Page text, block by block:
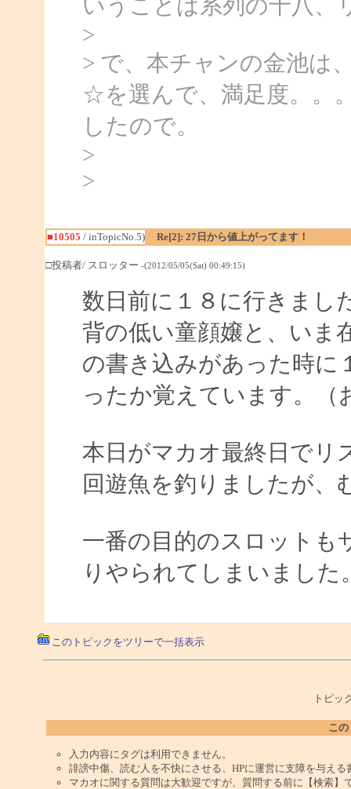
いうことは系列の十八、
>
> で、本チャンの金池は
☆を選んで、満足度。。
したので。
>
>
■10505 / inTopicNo.5) Re[2]: 27日から値上がってます！
□投稿者/ スロッター -(2012/05/05(Sat) 00:49:15)
数日前に１８に行きまし
背の低い童顔嬢と、いま
の書き込みがあった時に
ったか覚えています。（
本日がマカオ最終日でリ
回遊魚を釣りましたが、
一番の目的のスロットも
りやられてしまいました
このトピックをツリーで一括表示
トピッ
こ
入力内容にタグは利用できません。
誹謗中傷、読む人を不快にさせる、HPに運営に支障を与え
マカオに関する質問は大歓迎ですが、質問する前に【検索】